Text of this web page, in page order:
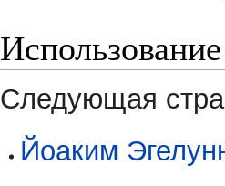
Следующая
Йоаким